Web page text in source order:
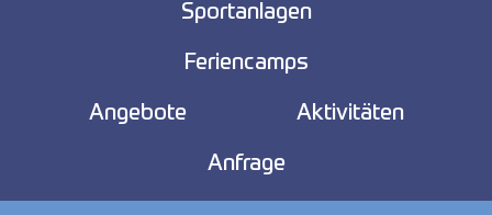
Sportanlagen
Feriencamps
Angebote Aktivitäten
Anfrage